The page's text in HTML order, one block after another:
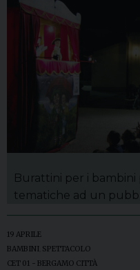
Burattini per i
tematiche ad un
19 APRILE
BAMBINI SPETTACOLO
CET 01 - BERGAMO CITTÀ